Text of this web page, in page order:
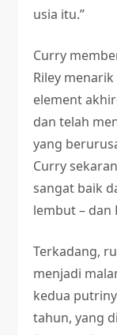
usia itu.”
Curry
Riley
element
dan telah
yang
Curry
sangat baik
lembut – dan
Terkadang,
menjadi
kedua
tahun, yang